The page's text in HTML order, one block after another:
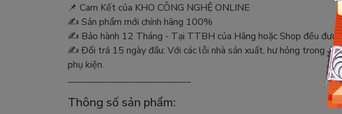
📌 Cam Kết của KHO CÔNG NGHỆ ONLINE
✍️ Sản phẩm mới chính hãng 100%
✍️ Bảo hành 12 Tháng - Tại TTBH của Hãng hoặc Shop đều
✍️ Đổi trả 15 ngày đầu: Với các lỗi nhà sản xuất, hư hỏng trong
phụ kiện.
__________________________
Thông số sản phẩm: